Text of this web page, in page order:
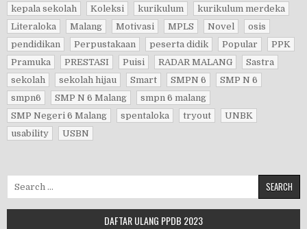
kepala sekolah
Koleksi kurikulum
kurikulum merdeka
Literaloka
Malang Motivasi MPLS Novel
osis
pendidikan
Perpustakaan peserta didik Popular
PPK
Pramuka
PRESTASI Puisi RADAR MALANG
Sastra
sekolah
sekolah hijau Smart SMPN 6
SMP N 6
smpn6
SMP N 6 Malang
smpn 6 malang
SMP Negeri 6 Malang
spentaloka tryout
UNBK
usability
USBN
Search for:
DAFTAR ULANG PPDB 2023